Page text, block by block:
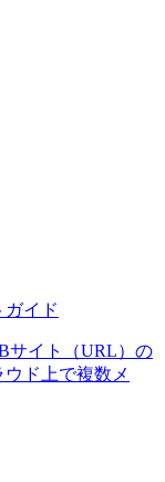
イド
サイト（URL）の
ド上で複数メ